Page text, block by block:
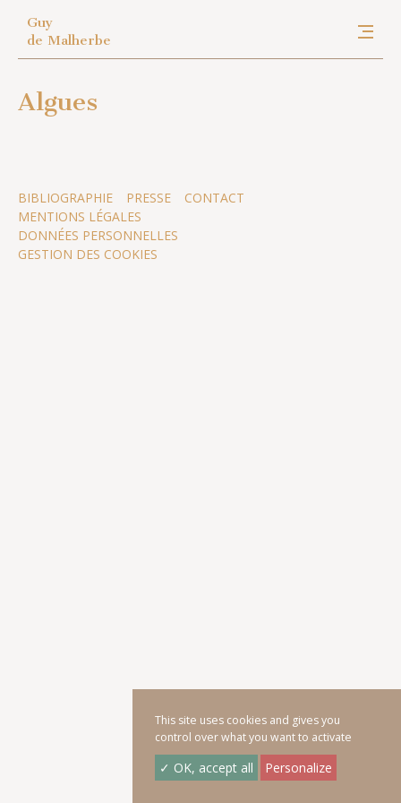
Guy
de Malherbe
Algues
BIBLIOGRAPHIE PRESSE
CONTACT
MENTIONS LÉGALES
DONNÉES PERSONNELLES
GESTION DES COOKIES
This site uses cookies and gives you
control over what you want to activate
✓ OK, accept all Personalize